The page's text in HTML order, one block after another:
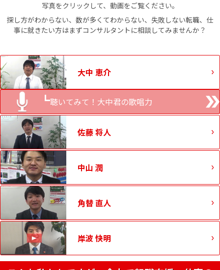
写真をクリックして、動画をご覧ください。
探し方がわからない、数が多くてわからない、失敗しない転職、仕
事に就きたい方はまずコンサルタントに相談してみませんか？
大中 恵介
聴いてみて！大中君の歌唱力
佐藤 将人
中山 潤
角替 直人
岸波 快明